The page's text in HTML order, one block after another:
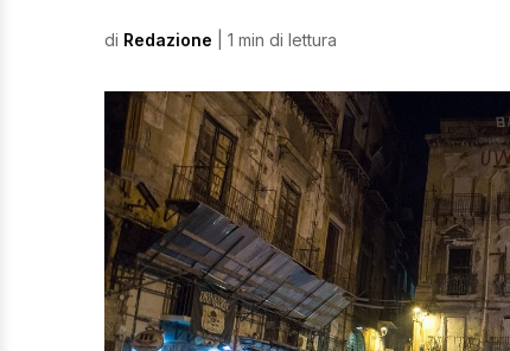
di Redazione | 1 min di lettura